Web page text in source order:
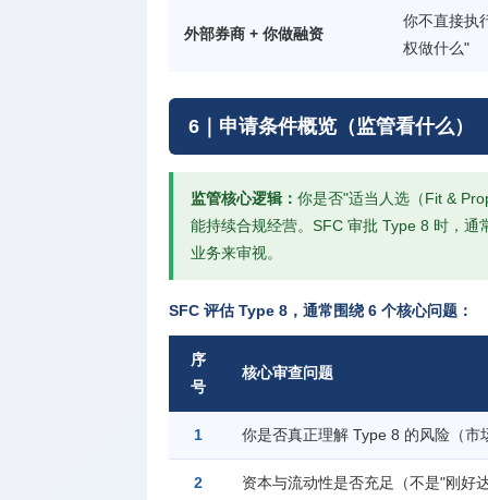
外部券商 + 你做融资
你不直接执
权做什么"
6｜申请条件概览（监管看什么）
监管核心逻辑： 你是否"适当人选（Fit &
能持续合规经营。SFC 审批 Type 8 时，
业务来审视。
SFC 评估 Type 8，通常围绕 6 个核心问题：
序
号
核心审查问题
1 你是否真正理解 Type 8 的风险（
2 资本与流动性是否充足（不是"刚好